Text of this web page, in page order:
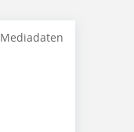
Mediadaten